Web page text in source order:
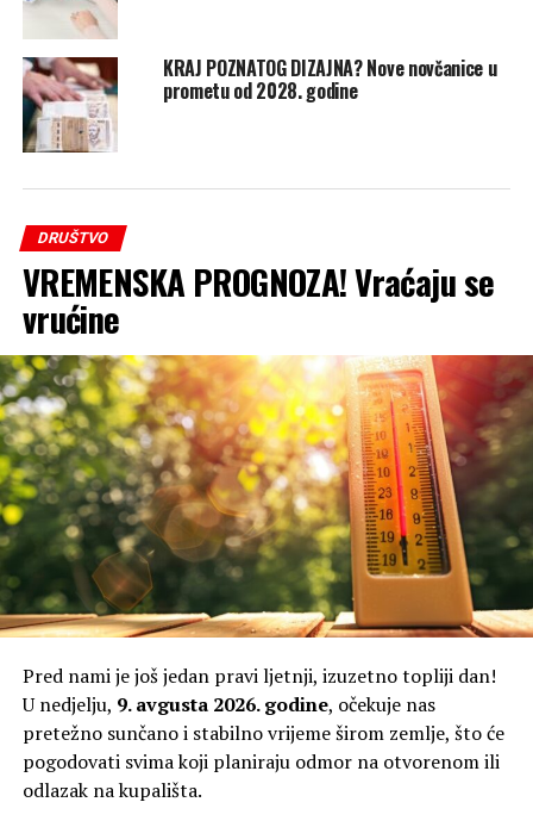
KRAJ POZNATOG DIZAJNA? Nove novčanice u
prometu od 2028. godine
DRUŠTVO
VREMENSKA PROGNOZA! Vraćaju se
vrućine
Pred nami je još jedan pravi ljetnji, izuzetno topliji dan!
U nedjelju, 9. avgusta 2026. godine, očekuje nas
pretežno sunčano i stabilno vrijeme širom zemlje, što će
pogodovati svima koji planiraju odmor na otvorenom ili
odlazak na kupališta.